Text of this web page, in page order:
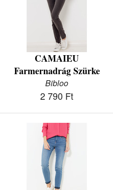
CAMAIEU
Farmernadrág Szürke
Bibloo
2 790 Ft